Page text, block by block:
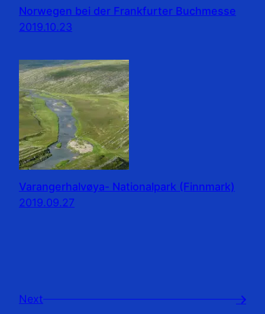
Norwegen bei der Frankfurter Buchmesse
2019.10.23
Varangerhalvøya- Nationalpark (Finnmark)
2019.09.27
Next →